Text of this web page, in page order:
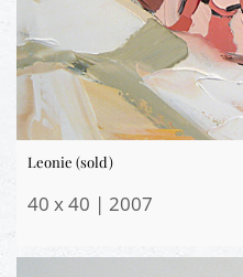
Leonie (sold)
40 x 40 | 2007